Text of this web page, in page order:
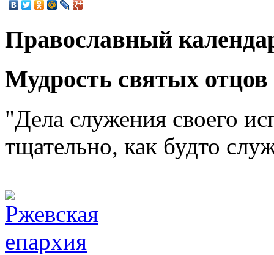
Православный
Мудрость святых отцов
"Дела служения своего
тщательно, как будто